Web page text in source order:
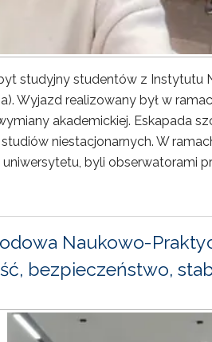
studyjny studentów z Instytutu
Wyjazd realizowany był w
akademickiej. Eskapada
niestacjonarnych. W
byli obserwatorami
Naukowo-
bezpieczeństwo,